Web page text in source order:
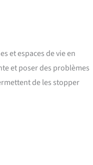
et espaces de vie en
et poser des problèmes
de les stopper